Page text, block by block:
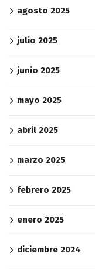
agosto 2025
julio 2025
junio 2025
mayo 2025
abril 2025
marzo 2025
febrero 2025
enero 2025
diciembre 2024